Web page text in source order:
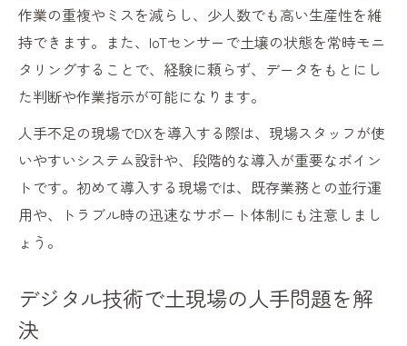
作業の重複やミスを減らし、少人数でも高い生産性を維
持できます。また、IoTセンサーで土壌の状態を常時モニ
タリングすることで、経験に頼らず、データをもとにし
た判断や作業指示が可能になります。
人手不足の現場でDXを導入する際は、現場スタッフが使
いやすいシステム設計や、段階的な導入が重要なポイン
トです。初めて導入する現場では、既存業務との並行運
用や、トラブル時の迅速なサポート体制にも注意しまし
ょう。
デジタル技術で土現場の人手問題を解
決